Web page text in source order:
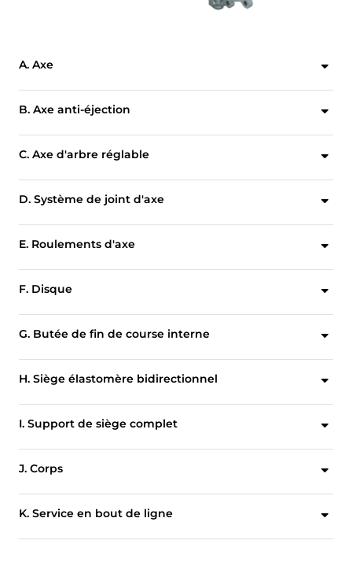
A. Axe
B. Axe anti-éjection
C. Axe d'arbre réglable
D. Système de joint d'axe
E. Roulements d'axe
F. Disque
G. Butée de fin de course interne
H. Siège élastomère bidirectionnel
I. Support de siège complet
J. Corps
K. Service en bout de ligne